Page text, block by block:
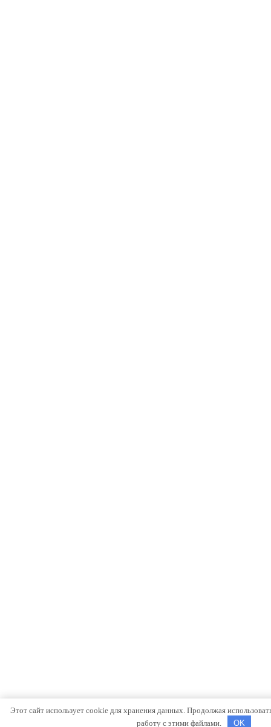
Этот сайт использует cookie для хранения данных. Продолжая
работу с этими файлами.
OK